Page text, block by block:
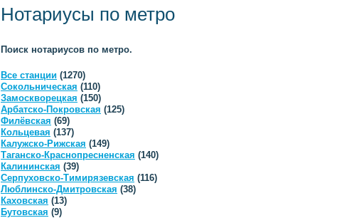
Нотариусы по метро
Поиск нотариусов по метро.
Все станции (1270)
Сокольническая (110)
Замоскворецкая (150)
Арбатско-Покровская (125)
Филёвская (69)
Кольцевая (137)
Калужско-Рижская (149)
Таганско-Краснопресненская (140)
Калининская (39)
Серпуховско-Тимирязевская (116)
Люблинско-Дмитровская (38)
Каховская (13)
Бутовская (9)